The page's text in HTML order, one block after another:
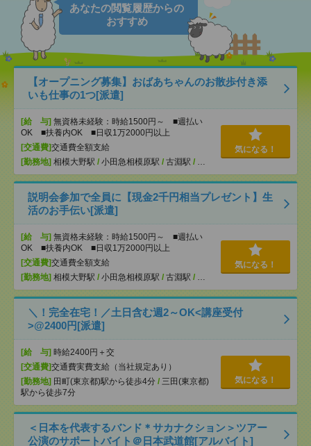
あなたの閲覧履歴からの
おすすめ
【オープニング募集】おばあちゃんのお散歩付き添
いも仕事の1つ[派遣]
[給 与] 無資格未経験：時給1500円～ ■週払い
OK ■扶養内OK ■日収1万2000円以上
[交通費]交通費全額支給
[勤務地] 相模大野駅 / 小田急相模原駅 / 古淵駅 / …
気になる！
説明会参加で全員に【現金2千円相当プレゼント】生
活のお手伝い[派遣]
[給 与] 無資格未経験：時給1500円～ ■週払い
OK ■扶養内OK ■日収1万2000円以上
[交通費]交通費全額支給
[勤務地] 相模大野駅 / 小田急相模原駅 / 古淵駅 / …
気になる！
＼！完全在宅！／土日含む週2～OK<講座受付
>@2400円[派遣]
[給 与] 時給2400円＋交
[交通費]交通費実費支給（当社規定あり）
[勤務地] 田町(東京都)駅から徒歩4分 / 三田(東京都)
駅から徒歩7分
気になる！
＜日本を代表するバンド＊サカナクション＞ツアー
公演のサポートバイト＠日本武道館[アルバイト]